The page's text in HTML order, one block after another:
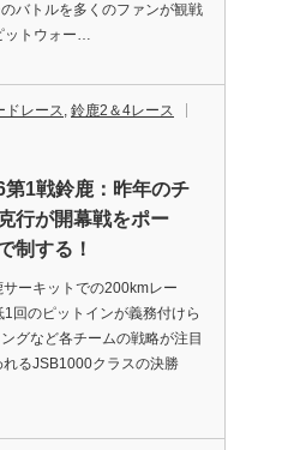
バトルを多くのファンが観戦
ットウォー…
ドレース, 鈴鹿2＆4レース
第1戦鈴鹿：昨年のチ
行が開幕戦をポー
制する！
ーキットでの200kmレー
回のピットインが義務付けら
グなど各チームの戦略が注目
るJSB1000クラスの決勝